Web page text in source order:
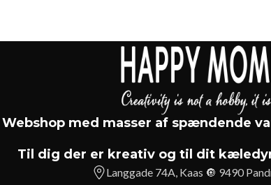
Webshop med masser af spændende
Til dig der er kreativ og til dit
Langgade 74A, Kaas 🔘 9490